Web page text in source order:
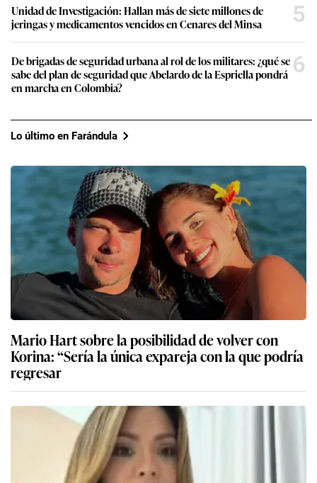
Unidad de Investigación: Hallan más de siete millones de
jeringas y medicamentos vencidos en Cenares del Minsa
5
De brigadas de seguridad urbana al rol de los militares: ¿qué se
sabe del plan de seguridad que Abelardo de la Espriella pondrá
en marcha en Colombia?
6
Lo último en Farándula
Mario Hart sobre la posibilidad de volver con
Korina: “Sería la única expareja con la que podría
regresar